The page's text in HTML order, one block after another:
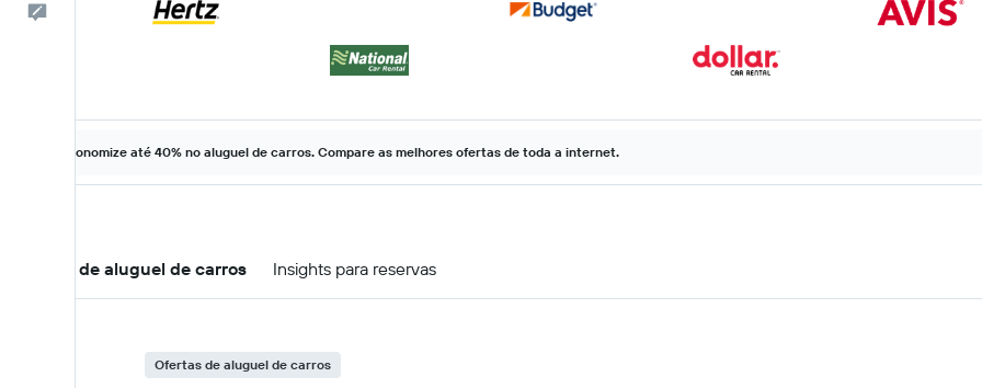
Comentários
Economize até 40% no aluguel de carros. Compare as melhores ofertas de toda a internet.
Ofertas de aluguel de carros Insights para reservas
Ofertas de aluguel de carros